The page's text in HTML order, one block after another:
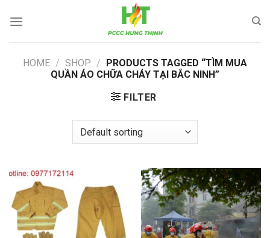
HOME / SHOP / PRODUCTS TAGGED “TÌM MUA
QUẦN ÁO CHỮA CHÁY TẠI BẮC NINH”
FILTER